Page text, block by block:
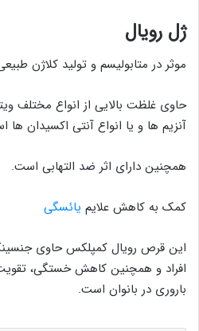
ژل رویال
موثر در متابولیسم و تولید کلاژن
حاوی غلظت بالایی از انواع مختلف
آنزیم ها و یا انواع آنتی اکسیدان ها
همچنین دارای اثر ضد التهابی است.
کمک به کاهش علایم یائسگی
این قرص رویال کمپلکس حاوی
افراد و همچنین کاهش خستگی،
باروری در بانوان است.